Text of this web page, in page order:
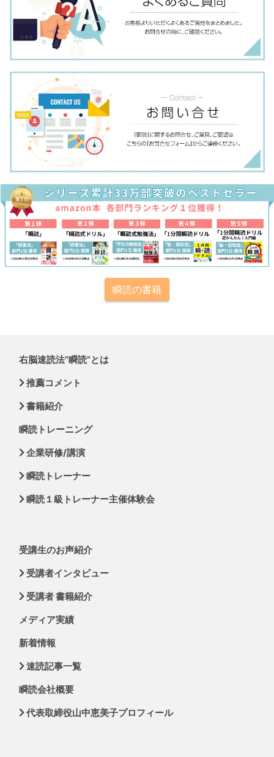
瞬読の書籍
右脳速読法”瞬読”とは
推薦コメント
書籍紹介
瞬読トレーニング
企業研修/講演
瞬読トレーナー
瞬読１級トレーナー主催体験会
受講生のお声紹介
受講者インタビュー
受講者 書籍紹介
メディア実績
新着情報
速読記事一覧
瞬読会社概要
代表取締役山中恵美子プロフィール